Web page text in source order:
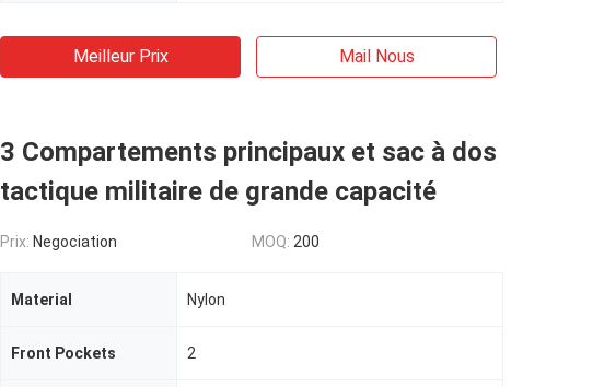
Meilleur Prix Mail Nous
3 Compartements principaux et sac à dos
tactique militaire de grande capacité
Prix: Negociation MOQ: 200
Material Nylon
Front Pockets 2